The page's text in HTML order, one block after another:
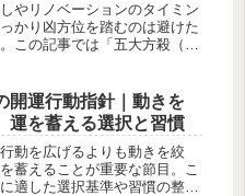
やリノベーションのタイミン
かり凶方位を踏むのは避けた
この記事では「五大方殺（ご
「暗剣殺（あんけんさつ）」
やさしく整理。年盤・月盤の
イントや、実務で役立つ回
の工夫まで具体的に解説しま
開運行動指針｜動きを
運を蓄える選択と習慣
動を広げるよりも動きを絞
蓄えることが重要な節目。こ
適した選択基準や習慣の整え